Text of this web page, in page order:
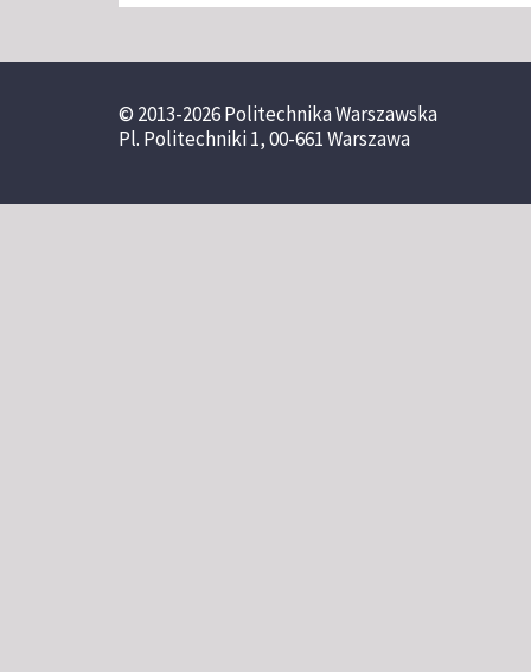
© 2013-2026 Politechnika Warszawska
Pl. Politechniki 1, 00-661 Warszawa